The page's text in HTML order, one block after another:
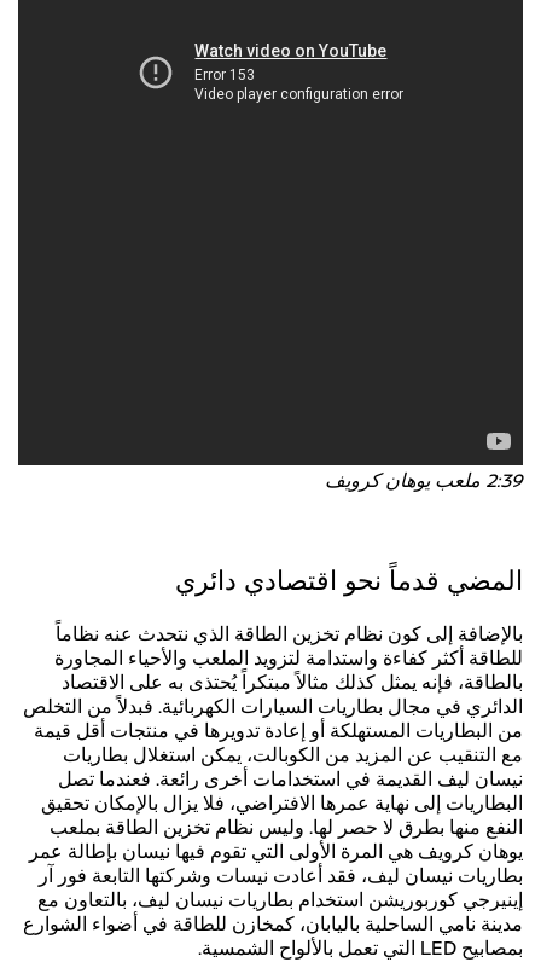
2:39 ملعب يوهان كرويف
المضي قدماً نحو اقتصادي دائري
بالإضافة إلى كون نظام تخزين الطاقة الذي نتحدث عنه نظاماً
للطاقة أكثر كفاءة واستدامة لتزويد الملعب والأحياء المجاورة
بالطاقة، فإنه يمثل كذلك مثالاً مبتكراً يُحتذى به على الاقتصاد
الدائري في مجال بطاريات السيارات الكهربائية. فبدلاً من التخلص
من البطاريات المستهلكة أو إعادة تدويرها في منتجات أقل قيمة
مع التنقيب عن المزيد من الكوبالت، يمكن استغلال بطاريات
نيسان ليف القديمة في استخدامات أخرى رائعة. فعندما تصل
البطاريات إلى نهاية عمرها الافتراضي، فلا يزال بالإمكان تحقيق
النفع منها بطرق لا حصر لها. وليس نظام تخزين الطاقة بملعب
يوهان كرويف هي المرة الأولى التي تقوم فيها نيسان بإطالة عمر
بطاريات نيسان ليف، فقد أعادت نيسات وشركتها التابعة فور آر
إينيرجي كوربوريشن استخدام بطاريات نيسان ليف، بالتعاون مع
مدينة نامي الساحلية باليابان، كمخازن للطاقة في أضواء الشوارع
بمصابيح LED التي تعمل بالألواح الشمسية.